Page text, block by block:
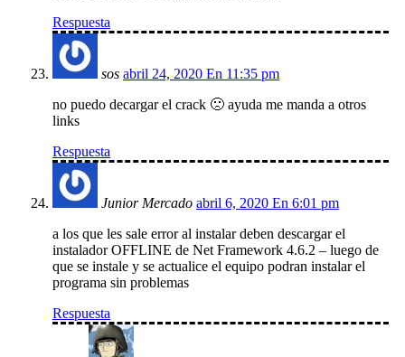
Respuesta
sos abril 24, 2020 En 11:35 pm
no puedo decargar el crack 🙁 ayuda me manda a otros
links
Respuesta
Junior Mercado abril 6, 2020 En 6:01 pm
a los que les sale error al instalar deben descargar el
instalador OFFLINE de Net Framework 4.6.2 – luego de
que se instale y se actualice el equipo podran instalar el
programa sin problemas
Respuesta